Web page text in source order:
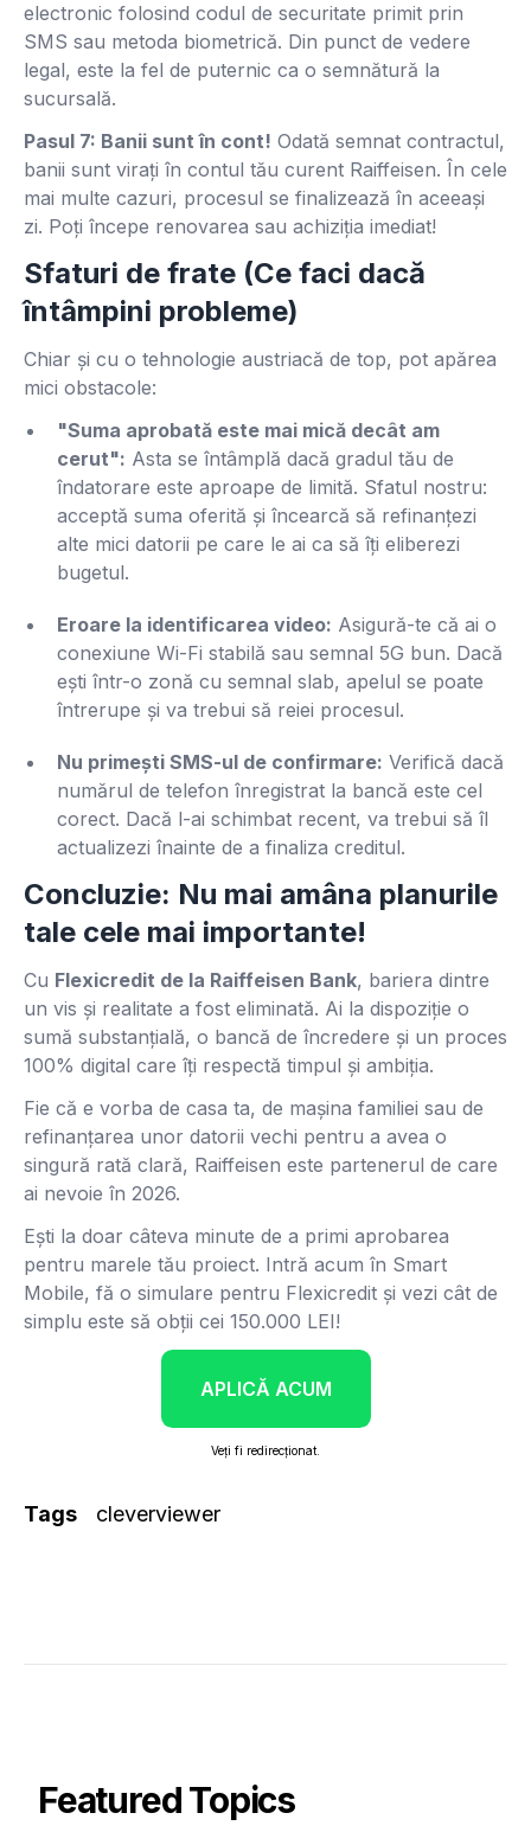
electronic folosind codul de securitate primit prin
SMS sau metoda biometrică. Din punct de vedere
legal, este la fel de puternic ca o semnătură la
sucursală.
Pasul 7: Banii sunt în cont! Odată semnat contractul,
banii sunt virați în contul tău curent Raiffeisen. În cele
mai multe cazuri, procesul se finalizează în aceeași
zi. Poți începe renovarea sau achiziția imediat!
Sfaturi de frate (Ce faci dacă
întâmpini probleme)
Chiar și cu o tehnologie austriacă de top, pot apărea
mici obstacole:
"Suma aprobată este mai mică decât am
cerut": Asta se întâmplă dacă gradul tău de
îndatorare este aproape de limită. Sfatul nostru:
acceptă suma oferită și încearcă să refinanțezi
alte mici datorii pe care le ai ca să îți eliberezi
bugetul.
Eroare la identificarea video: Asigură-te că ai o
conexiune Wi-Fi stabilă sau semnal 5G bun. Dacă
ești într-o zonă cu semnal slab, apelul se poate
întrerupe și va trebui să reiei procesul.
Nu primești SMS-ul de confirmare: Verifică dacă
numărul de telefon înregistrat la bancă este cel
corect. Dacă l-ai schimbat recent, va trebui să îl
actualizezi înainte de a finaliza creditul.
Concluzie: Nu mai amâna planurile
tale cele mai importante!
Cu Flexicredit de la Raiffeisen Bank, bariera dintre
un vis și realitate a fost eliminată. Ai la dispoziție o
sumă substanțială, o bancă de încredere și un proces
100% digital care îți respectă timpul și ambiția.
Fie că e vorba de casa ta, de mașina familiei sau de
refinanțarea unor datorii vechi pentru a avea o
singură rată clară, Raiffeisen este partenerul de care
ai nevoie în 2026.
Ești la doar câteva minute de a primi aprobarea
pentru marele tău proiect. Intră acum în Smart
Mobile, fă o simulare pentru Flexicredit și vezi cât de
simplu este să obții cei 150.000 LEI!
APLICĂ ACUM
Veți fi redirecționat.
Tags cleverviewer
Featured Topics